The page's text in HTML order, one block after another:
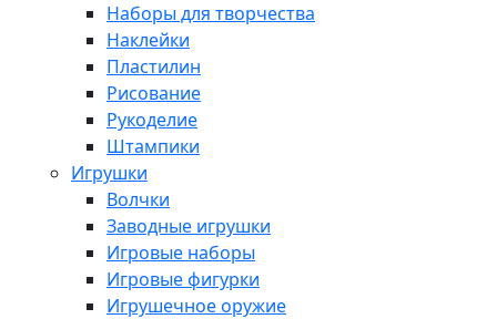
Наборы для творчества
Наклейки
Пластилин
Рисование
Рукоделие
Штампики
Игрушки
Волчки
Заводные игрушки
Игровые наборы
Игровые фигурки
Игрушечное оружие